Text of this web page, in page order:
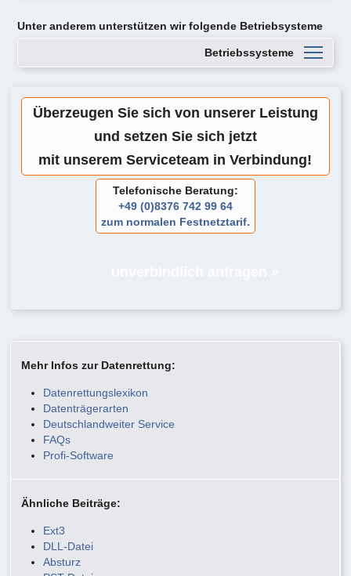
Unter anderem unterstützen wir folgende Betriebsysteme
Betriebssysteme
Überzeugen Sie sich von unserer Leistung
und setzen Sie sich jetzt
mit unserem Serviceteam in Verbindung!
Telefonische Beratung:
+49 (0)8376 742 99 64
zum normalen Festnetztarif.
Mehr Infos zur Datenrettung:
Datenrettungslexikon
Datenträgerarten
Deutschlandweiter Service
FAQs
Profi-Software
Ähnliche Beiträge:
Ext3
DLL-Datei
Absturz